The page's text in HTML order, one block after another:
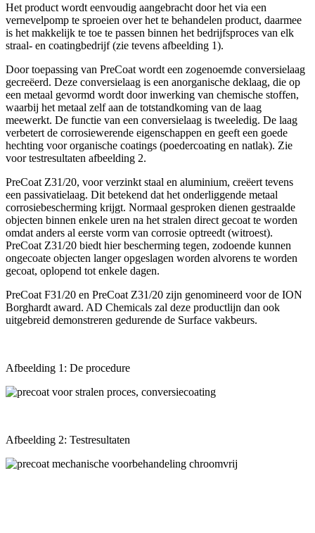
Het product wordt eenvoudig aangebracht door het via een
vernevelpomp te sproeien over het te behandelen product, daarmee
is het makkelijk te toe te passen binnen het bedrijfsproces van elk
straal- en coatingbedrijf (zie tevens afbeelding 1).
Door toepassing van PreCoat wordt een zogenoemde conversielaag
gecreëerd. Deze conversielaag is een anorganische deklaag, die op
een metaal gevormd wordt door inwerking van chemische stoffen,
waarbij het metaal zelf aan de totstandkoming van de laag
meewerkt. De functie van een conversielaag is tweeledig. De laag
verbetert de corrosiewerende eigenschappen en geeft een goede
hechting voor organische coatings (poedercoating en natlak). Zie
voor testresultaten afbeelding 2.
PreCoat Z31/20, voor verzinkt staal en aluminium, creëert tevens
een passivatielaag. Dit betekend dat het onderliggende metaal
corrosiebescherming krijgt. Normaal gesproken dienen gestraalde
objecten binnen enkele uren na het stralen direct gecoat te worden
omdat anders al eerste vorm van corrosie optreedt (witroest).
PreCoat Z31/20 biedt hier bescherming tegen, zodoende kunnen
ongecoate objecten langer opgeslagen worden alvorens te worden
gecoat, oplopend tot enkele dagen.
PreCoat F31/20 en PreCoat Z31/20 zijn genomineerd voor de ION
Borghardt award. AD Chemicals zal deze productlijn dan ook
uitgebreid demonstreren gedurende de Surface vakbeurs.
Afbeelding 1: De procedure
Afbeelding 2: Testresultaten